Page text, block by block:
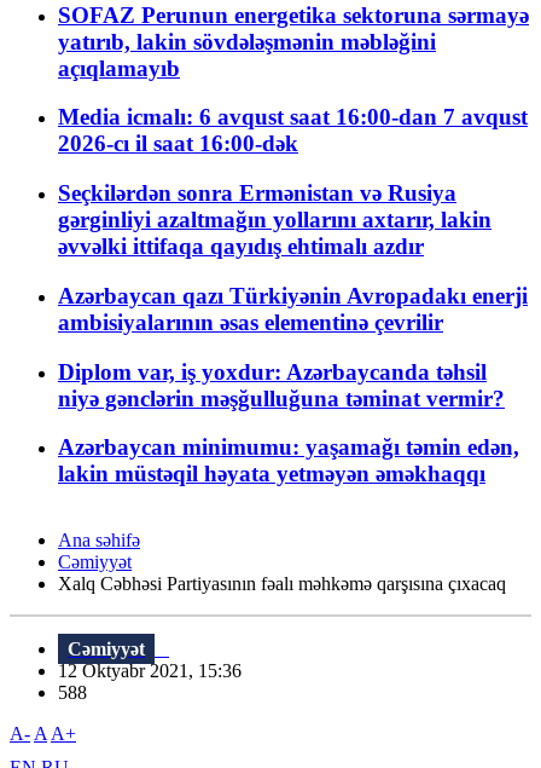
SOFAZ Perunun energetika sektoruna sərmayə
yatırıb, lakin sövdələşmənin məbləğini
açıqlamayıb
Media icmalı: 6 avqust saat 16:00-dan 7 avqust
2026-cı il saat 16:00-dək
Seçkilərdən sonra Ermənistan və Rusiya
gərginliyi azaltmağın yollarını axtarır, lakin
əvvəlki ittifaqa qayıdış ehtimalı azdır
Azərbaycan qazı Türkiyənin Avropadakı enerji
ambisiyalarının əsas elementinə çevrilir
Diplom var, iş yoxdur: Azərbaycanda təhsil
niyə gənclərin məşğulluğuna təminat vermir?
Azərbaycan minimumu: yaşamağı təmin edən,
lakin müstəqil həyata yetməyən əməkhaqqı
Ana səhifə
Cəmiyyət
Xalq Cəbhəsi Partiyasının fəalı məhkəmə qarşısına çıxacaq
Cəmiyyət
12 Oktyabr 2021, 15:36
588
A- A A+